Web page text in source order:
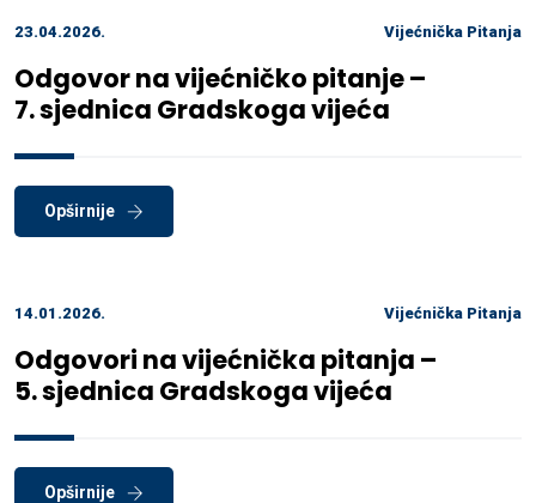
23.04.2026. Vijećnička Pitanja
Odgovor na vijećničko pitanje –
7. sjednica Gradskoga vijeća
Opširnije
14.01.2026. Vijećnička Pitanja
Odgovori na vijećnička pitanja –
5. sjednica Gradskoga vijeća
Opširnije